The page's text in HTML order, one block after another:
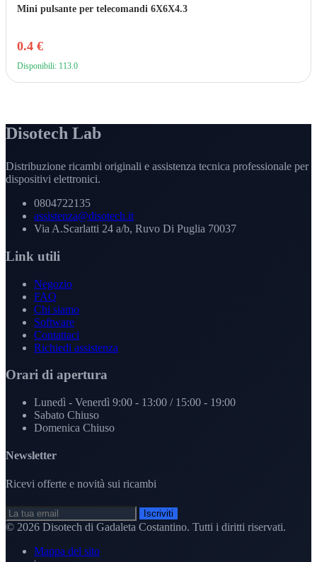
Mini pulsante per telecomandi 6X6X4.3
0.4 €
Disponibili: 113.0
Disotech Lab
Distribuzione ricambi originali e assistenza tecnica professionale per
dispositivi elettronici.
0804722135
assistenza@disotech.it
Via A.Scarlatti 24 a/b, Ruvo Di Puglia 70037
Link utili
Negozio
FAQ
Chi siamo
Software
Contattaci
Richiedi assistenza
Orari di apertura
Lunedì - Venerdì 9:00 - 13:00 / 15:00 - 19:00
Sabato Chiuso
Domenica Chiuso
Newsletter
Ricevi offerte e novità sui ricambi
Iscriviti
© 2026 Disotech di Gadaleta Costantino. Tutti i diritti riservati.
Mappa del sito